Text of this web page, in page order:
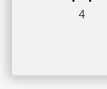
4